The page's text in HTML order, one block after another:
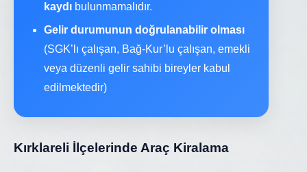
kaydı bulunmamalıdır.
Gelir durumunun doğrulanabilir olması
(SGK’lı çalışan, Bağ-Kur’lu çalışan, emekli
veya düzenli gelir sahibi bireyler kabul
edilmektedir)
Kırklareli İlçelerinde Araç Kiralama